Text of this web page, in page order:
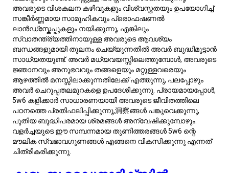
കുടുംബ ഡൈനാമിക്‌സിൽ ഒരു പ്രത്യേക പങ്ക് വഹിക്കുന്നു.
കുട്ടികളായിരിക്കുമ്പോൾ, 5w6കൾക്ക് അറിവിനും
മനസ്സിലാക്കലിനും ശക്തമായ ആഗ്രഹം കാണിക്കാറുണ്ട്, ഇത്
അവരെ ചോദ്യങ്ങളോടും നിരീക്ഷണങ്ങളോടും
ഉള്ളവരാക്കുന്നു. അവർ ഏകാന്തമായ കളി ഇഷ്ടപ്പെടുകയോ
അവരുടെ താൽപ്പര്യങ്ങൾ ആഴത്തിൽ അന്വേഷിക്കാൻ
അനുവദിക്കുന്ന പ്രവർത്തനങ്ങളിൽ ഏർപ്പെടുകയോ
ചെയ്യാം. സഹോദരങ്ങളായിരിക്കുമ്പോൾ, അവർ
ശാന്തമായതും വിശ്വസനീയവുമായവരായിരിക്കും,
ആവശ്യമുള്ളപ്പോൾ പിന്തുണയോ ഉപദേശമോ നൽകാൻ
ഇടയ്ക്കിടെ ഇടപെടും, എങ്കിലും ഒരു സംവൃതമായ രീതിയിൽ.
അവരുടെ ചിന്തകളിലേക്ക് പിൻവാങ്ങാനുള്ള പ്രവണത
ചിലപ്പോൾ അകന്നുപോയതെന്നു തെറ്റിദ്ധരിക്കപ്പെടാം, പക്ഷേ
കുടുംബാംഗങ്ങളോടുള്ള അവരുടെ വിശ്വസ്തത
ആഴത്തിലുള്ളതാണ്. മാതാപിതാക്കളായിരിക്കുമ്പോൾ, 5w6കൾ
കുട്ടികളെ വളർത്തുന്നതിൽ കൂടുതൽ വിശകലനാത്മകമായ
സമീപനം സ്വീകരിക്കാറുണ്ട്, അവരുടെ കുട്ടികളിൽ